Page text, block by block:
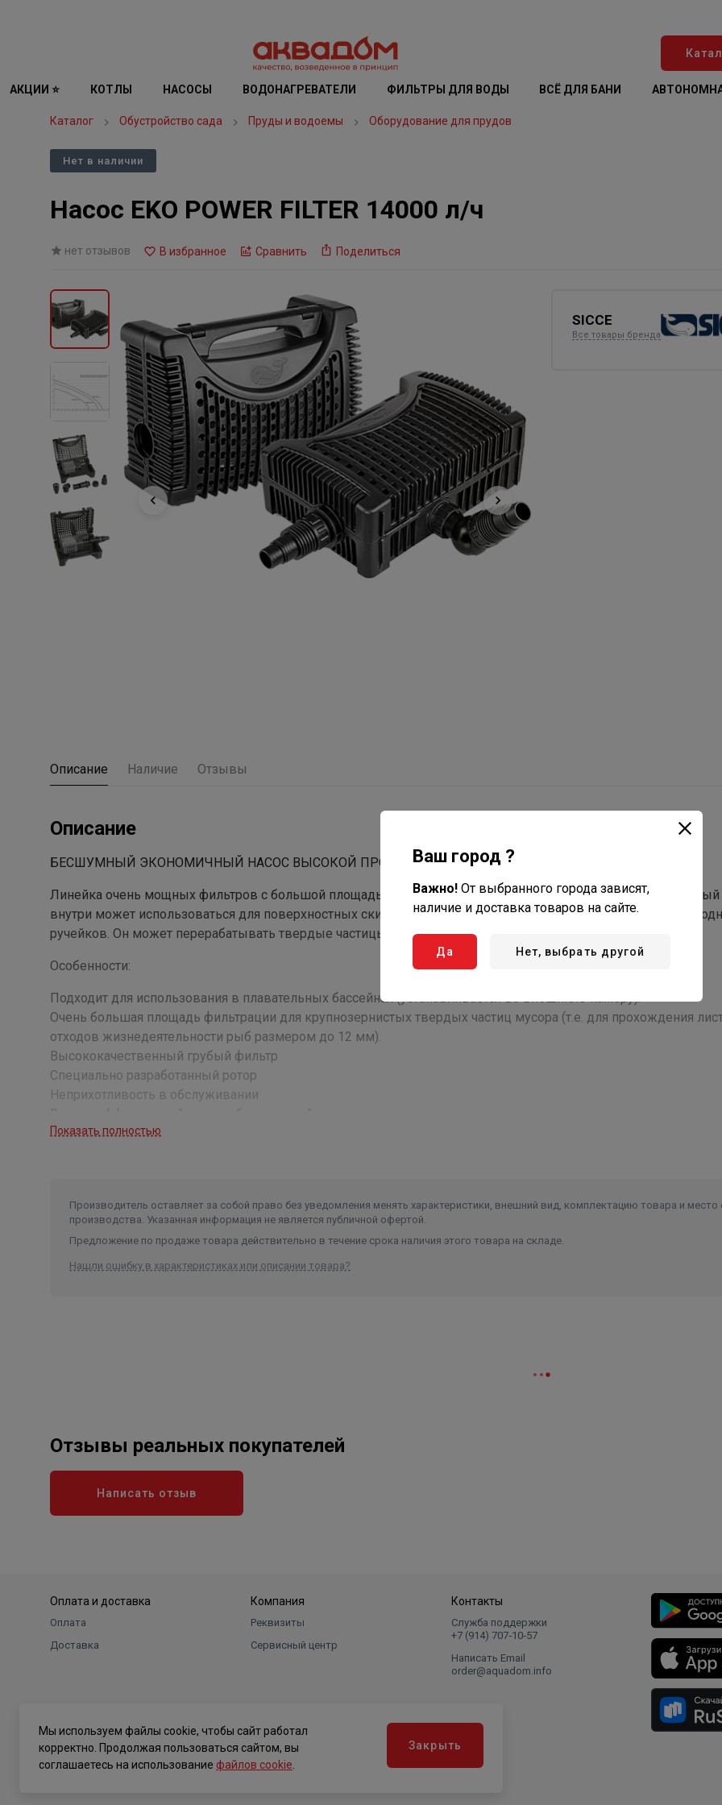
АКЦИИ ⭐ КОТЛЫ НАСОСЫ ВОДОНАГРЕВАТЕЛИ ФИЛЬТРЫ ДЛЯ ВОДЫ ВСЁ ДЛЯ БАНИ
Каталог Обустройство сада Пруды и водоемы Оборудование для прудов
Нет в наличии
Насос EKO POWER FILTER 14000 л/ч
нет отзывов В избранное Сравнить Поделиться
SICCE
Все товары бренда
Описание Наличие Отзывы
Описание
БЕСШУМНЫЙ ЭКОНОМИЧНЫЙ НАСОС ВЫСОКОЙ ПРОИЗВОДИТЕЛЬНОСТИ В ЗАЩИТНОМ КОРПУСЕ
Линейка очень мощных фильтров с большой площадью поверхности фильтрации. Высокопроизводительный
внутри может использоваться для поверхностных скиммеров, внешних фильтров, а также для создания
ручейков. Он может перерабатывать твердые частицы размером до 12 мм без опасности засорения!
Особенности:
Подходит для использования в плавательных бассейнах (устанавливается во внешнюю камеру).
Очень большая площадь фильтрации для крупнозернистых твердых частиц мусора (т.е. для прохождения
отходов жизнедеятельности рыб размером до 12 мм).
Высококачественный грубый фильтр
Специально разработанный ротор
Неприхотливость в обслуживании
Ступенчатый переходник для шлангов и подсоединения.
Показать полностью
Производитель оставляет за собой право без уведомления менять характеристики, внешний вид, комплектацию товара и место
производства. Указанная информация не является публичной офертой.
Предложение по продаже товара действительно в течение срока наличия этого товара на складе.
Нашли ошибку в характеристиках или описании товара?
Отзывы реальных покупателей
Написать отзыв
Оплата и доставка
Оплата
Доставка
Компания
Реквизиты
Сервисный центр
Контакты
Служба поддержки
+7 (914) 707‑10‑57
Написать Email
order@aquadom.info
Ваш город ?
Важно! От выбранного города зависят,
наличие и доставка товаров на сайте.
Да Нет, выбрать другой
Мы используем файлы cookie, чтобы сайт работал
корректно. Продолжая пользоваться сайтом, вы
соглашаетесь на использование файлов cookie
Закрыть